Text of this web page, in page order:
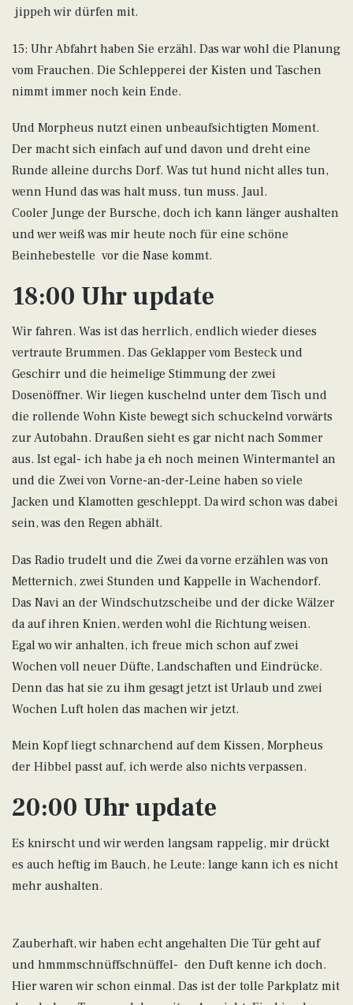
jippeh wir dürfen mit.
15: Uhr Abfahrt haben Sie erzähl. Das war wohl die Planung
vom Frauchen. Die Schlepperei der Kisten und Taschen
nimmt immer noch kein Ende.
Und Morpheus nutzt einen unbeaufsichtigten Moment.
Der macht sich einfach auf und davon und dreht eine
Runde alleine durchs Dorf. Was tut hund nicht alles tun,
wenn Hund das was halt muss, tun muss. Jaul.
Cooler Junge der Bursche, doch ich kann länger aushalten
und wer weiß was mir heute noch für eine schöne
Beinhebestelle vor die Nase kommt.
18:00 Uhr update
Wir fahren. Was ist das herrlich, endlich wieder dieses
vertraute Brummen. Das Geklapper vom Besteck und
Geschirr und die heimelige Stimmung der zwei
Dosenöffner. Wir liegen kuschelnd unter dem Tisch und
die rollende Wohn Kiste bewegt sich schuckelnd vorwärts
zur Autobahn. Draußen sieht es gar nicht nach Sommer
aus. Ist egal- ich habe ja eh noch meinen Wintermantel an
und die Zwei von Vorne-an-der-Leine haben so viele
Jacken und Klamotten geschleppt. Da wird schon was dabei
sein, was den Regen abhält.
Das Radio trudelt und die Zwei da vorne erzählen was von
Metternich, zwei Stunden und Kappelle in Wachendorf.
Das Navi an der Windschutzscheibe und der dicke Wälzer
da auf ihren Knien, werden wohl die Richtung weisen.
Egal wo wir anhalten, ich freue mich schon auf zwei
Wochen voll neuer Düfte, Landschaften und Eindrücke.
Denn das hat sie zu ihm gesagt jetzt ist Urlaub und zwei
Wochen Luft holen das machen wir jetzt.
Mein Kopf liegt schnarchend auf dem Kissen, Morpheus
der Hibbel passt auf, ich werde also nichts verpassen.
20:00 Uhr update
Es knirscht und wir werden langsam rappelig, mir drückt
es auch heftig im Bauch, he Leute: lange kann ich es nicht
mehr aushalten.
Zauberhaft, wir haben echt angehalten Die Tür geht auf
und hmmmschnüffschnüffel- den Duft kenne ich doch.
Hier waren wir schon einmal. Das ist der tolle Parkplatz mit